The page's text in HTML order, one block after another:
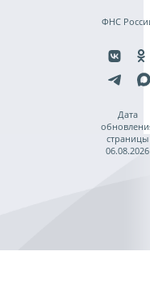
ФНС
Дата
страницы
06.08.2026